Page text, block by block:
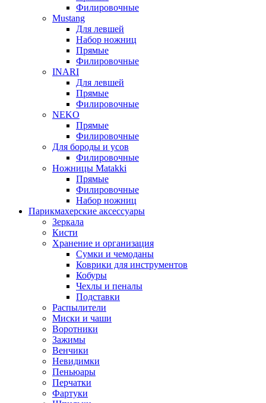
Филировочные
Mustang
Для левшей
Набор ножниц
Прямые
Филировочные
INARI
Для левшей
Прямые
Филировочные
NEKO
Прямые
Филировочные
Для бороды и усов
Филировочные
Ножницы Matakki
Прямые
Филировочные
Набор ножниц
Парикмахерские аксессуары
Зеркала
Кисти
Хранение и организация
Сумки и чемоданы
Коврики для инструментов
Кобуры
Чехлы и пеналы
Подставки
Распылители
Миски и чаши
Воротники
Зажимы
Венчики
Невидимки
Пеньюары
Перчатки
Фартуки